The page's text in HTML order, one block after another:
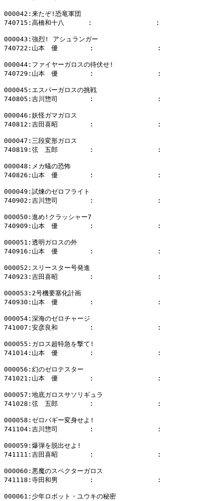
000042:来たぞ!恐竜軍団
740715:高橋和十八      :                :                :
000043:強烈! アシュランガー
740722:山本　優        :                :                :
000044:ファイヤーガロスの待伏せ!
740729:山本　優        :                :                :
000045:エスパーガロスの挑戦
740805:吉川惣司        :                :                :
000046:妖怪ガマガロス
740812:吉田喜昭        :                :                :
000047:三段変形ガロス
740819:弦　五郎        :                :                :
000048:メカ蟻の恐怖
740826:山本　優        :                :                :
000049:試煉のゼロフライト
740902:吉川惣司        :                :                :
000050:進め!クラッシャー7
740909:山本　優        :                :                :
000051:透明ガロスの外
740916:山本　優        :                :                :
000052:スリースター号発進
740923:吉田喜昭        :                :                :
000053:2号機要塞化計画
740930:山本　優        :                :                :佐
000054:深海のゼロチャージ
741007:安彦良和        :                :                :
000055:ガロス超特急を撃て!
741014:山本　優        :                :                :
000056:幻のゼロテスター
741021:山本　優        :                :                :
000057:地底ガロスサソリギュラ
741028:弦　五郎        :                :                :
000058:ゼロバギー変身せよ!
741104:吉川惣司        :                :                :佐
000059:爆弾を脱出せよ!
741111:吉田喜昭        :                :                :
000060:悪魔のスペクターガロス
741118:寺田和男        :                :                :
000061:少年ロボット・ユウキの秘密